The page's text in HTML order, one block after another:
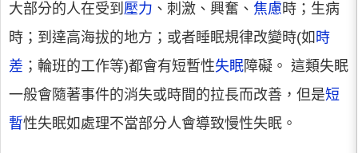
大部分的人在受到 壓力 、刺激、興奮、 焦慮時；生病
時；到達高海拔的地方；或者睡眠規律改變時(如 時
差 ；輪班的工作等)都會有短暫性失眠障礙。 這類失眠
一般會隨著事件的消失或時間的拉長而改善，但是短
暫性失眠如處理不當部分人會導致慢性失眠。